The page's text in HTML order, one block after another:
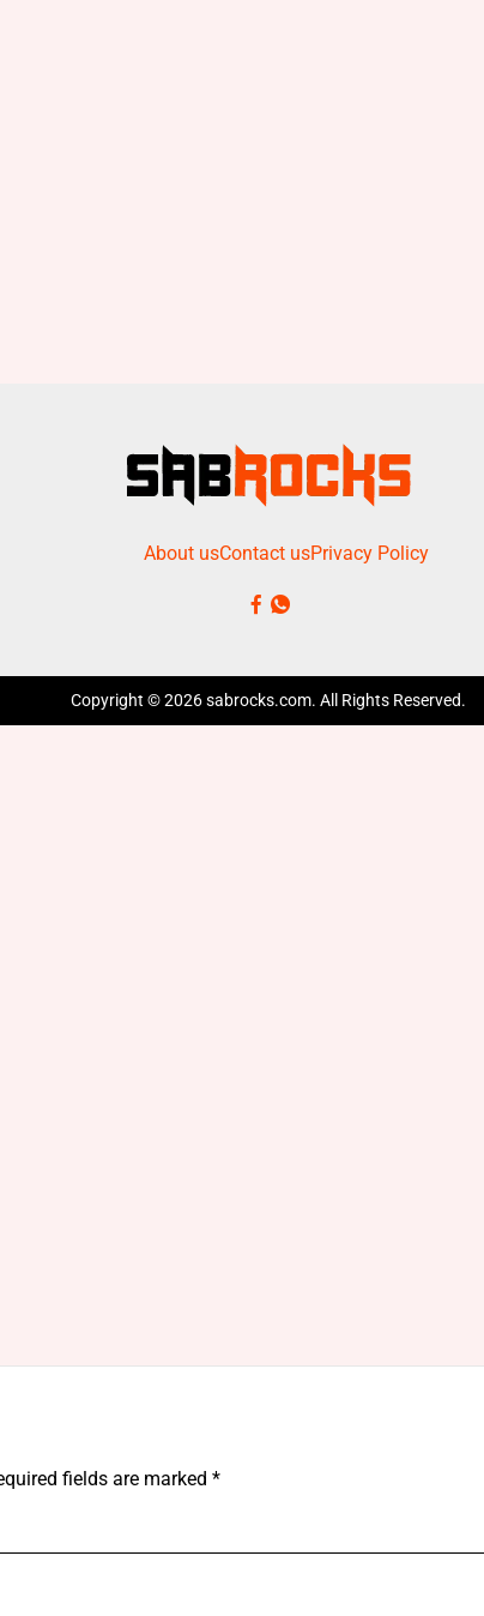
fields are marked *
About usContact usPrivacy Policy
Copyright © 2026 sabrocks.com. All Rights Reserved.